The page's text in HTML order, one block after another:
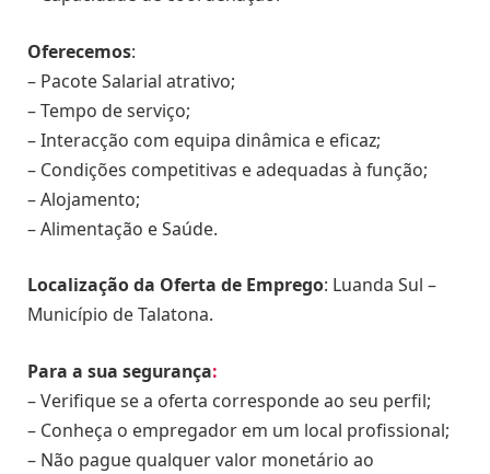
Oferecemos:
– Pacote Salarial atrativo;
– Tempo de serviço;
– Interacção com equipa dinâmica e eficaz;
– Condições competitivas e adequadas à função;
– Alojamento;
– Alimentação e Saúde.
Localização da Oferta de Emprego: Luanda Sul –
Município de Talatona.
Para a sua segurança:
– Verifique se a oferta corresponde ao seu perfil;
– Conheça o empregador em um local profissional;
– Não pague qualquer valor monetário ao